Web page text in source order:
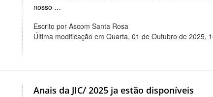
nosso …
Escrito por Ascom Santa Rosa
Última modificação em Quarta, 01 de Outubro de 2025,
Anais da JIC/ 2025 ja estão disponíveis